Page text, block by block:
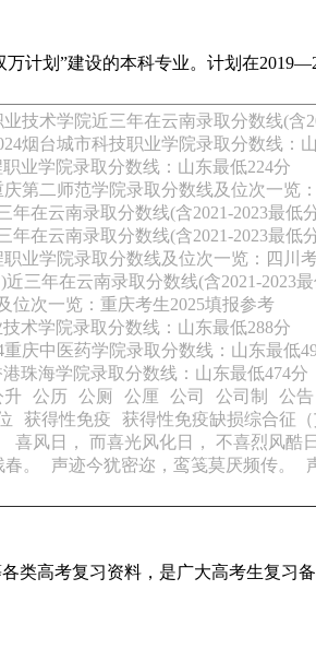
计划”建设的本科专业。计划在
技术学院近三年在云南录取分数线(含
烟台城市科技职业学院录取分数线：
业学院录取分数线：山东最低224分
庆第二师范学院录取分数线及位次一览
年在云南录取分数线(含2021-2023最低
年在云南录取分数线(含2021-2023最低
职业学院录取分数线及位次一览：四川
三年在云南录取分数线(含2021-2023
位次一览：重庆考生2025填报参考
技术学院录取分数线：山东最低288分
重庆中医药学院录取分数线：山东最低
港珠海学院录取分数线：山东最低474分
升 公历 公厕 公厘 公司 公司制 公告
获得性免疫
获得性免疫缺损综合征（
风日， 而喜光风化日， 不喜烈风酷
。 声迹今犹密迩，鸾笺莫厌频传。
高考复习资料，是广大高考生复习备